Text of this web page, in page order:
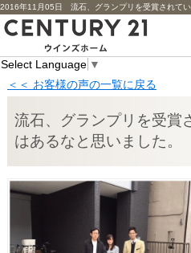
Select Language ▼
＜＜ お客様の声の一覧に戻る
流石、グランプリを受賞
はあるなと思いました。